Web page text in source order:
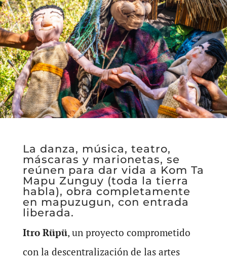
La danza, música, teatro,
máscaras y marionetas, se
reúnen para dar vida a Kom Ta
Mapu Zunguy (toda la tierra
habla), obra completamente
en mapuzugun, con entrada
liberada.
Itro Rüpü, un proyecto comprometido
con la descentralización de las artes